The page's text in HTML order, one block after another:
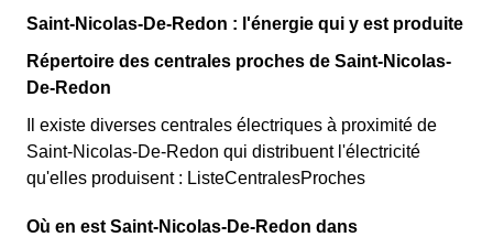
Saint-Nicolas-De-Redon : l'énergie qui y est produite
Répertoire des centrales proches de Saint-Nicolas-
De-Redon
Il existe diverses centrales électriques à proximité de
Saint-Nicolas-De-Redon qui distribuent l'électricité
qu'elles produisent : ListeCentralesProches
Où en est Saint-Nicolas-De-Redon dans